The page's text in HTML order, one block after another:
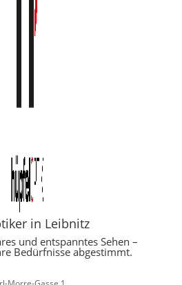
in Leibnitz
und entspanntes Sehen –
Bedürfnisse abgestimmt.